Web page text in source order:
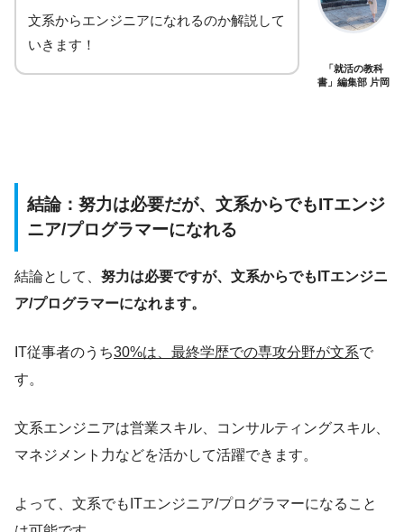
文系からエンジニアになれるのか解説して
いきます！
「就活の教科
書」編集部 片岡
結論：努力は必要だが、文系からでもITエンジ
ニア/プログラマーになれる
結論として、努力は必要ですが、文系からでもITエンジニ
ア/プログラマーになれます。
IT従事者のうち30%は、最終学歴での専攻分野が文系で
す。
文系エンジニアは営業スキル、コンサルティングスキル、
マネジメント力などを活かして活躍できます。
よって、文系でもITエンジニア/プログラマーになること